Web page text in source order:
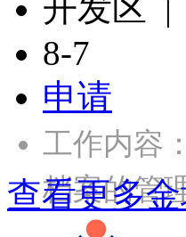
开发区 |
8-7
申请
工作内容
档案的管
查看更多